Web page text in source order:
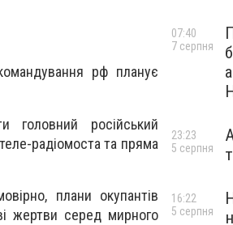
рф планує
головний російський
радіомоста та пряма
плани окупантів
жертви серед мирного
07:40
7 серпня
23:23
5 серпня
16:22
5 серпня